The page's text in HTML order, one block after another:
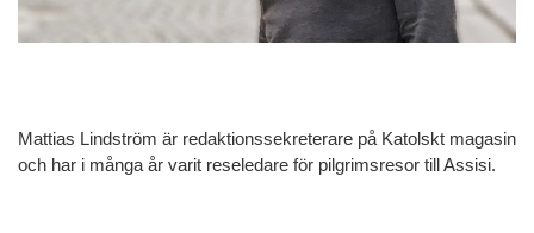
Mattias Lindström är redaktionssekreterare på Katolskt magasin
och har i många år varit reseledare för pilgrimsresor till Assisi.